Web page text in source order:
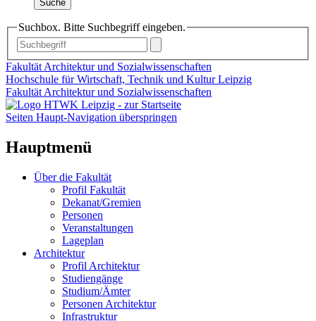
Suche
Suchbox. Bitte Suchbegriff eingeben.
Fakultät Architektur und Sozialwissenschaften
Hochschule für Wirtschaft, Technik und Kultur Leipzig
Fakultät Architektur und Sozialwissenschaften
Seiten Haupt-Navigation überspringen
Hauptmenü
Über die Fakultät
Profil Fakultät
Dekanat/Gremien
Personen
Veranstaltungen
Lageplan
Architektur
Profil Architektur
Studiengänge
Studium/Ämter
Personen Architektur
Infrastruktur